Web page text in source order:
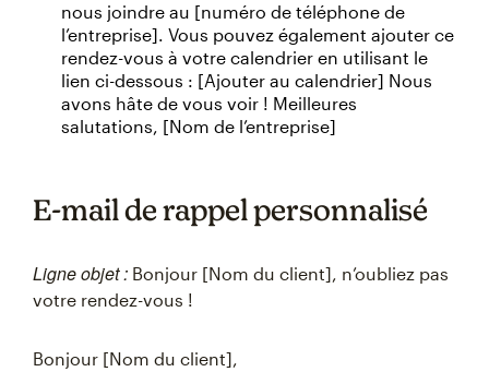
nous joindre au [numéro de téléphone de
l’entreprise]. Vous pouvez également ajouter ce
rendez-vous à votre calendrier en utilisant le
lien ci-dessous : [Ajouter au calendrier] Nous
avons hâte de vous voir ! Meilleures
salutations, [Nom de l’entreprise]
E-mail de rappel personnalisé
Ligne objet : Bonjour [Nom du client], n’oubliez pas
votre rendez-vous !
Bonjour [Nom du client],